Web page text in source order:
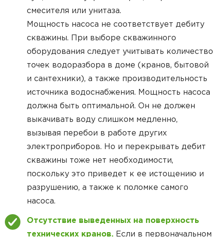
смесителя или унитаза.
Мощность насоса не соответствует дебиту
скважины. При выборе скважинного
оборудования следует учитывать количество
точек водоразбора в доме (кранов, бытовой
и сантехники), а также производительность
источника водоснабжения. Мощность насоса
должна быть оптимальной. Он не должен
выкачивать воду слишком медленно,
вызывая перебои в работе других
электроприборов. Но и перекрывать дебит
скважины тоже нет необходимости,
поскольку это приведет к ее истощению и
разрушению, а также к поломке самого
насоса.
Отсутствие выведенных на поверхность
технических кранов. Если в первоначальном